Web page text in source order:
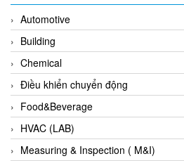
Esa Pyronics
Euchner
EUCHNER GmbH + Co. KG VietNam
Eurotherm Vietnam
Eurovent
Evoqua
EXAIR
Automotive
Building
Chemical
Điều khiển chuyển động
Food&Beverage
HVAC (LAB)
Measuring & Inspection ( M&I)